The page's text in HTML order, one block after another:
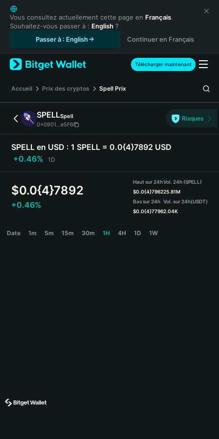
English
日本語
Tiếng Việt
Español (Latinoamérica)
Türkçe
Français
Deutsch
简体中文
繁體中文
Português (Portugal)
Bahasa Indonesia
ภาษาไทย
हिन्दी
Español
Português (Brasil)
Vous consultez actuellement cette page en Français.
Souhaitez-vous passer à : English ?
Passer à : English
Continuer en Français
Télécharger maintenant
Accueil Prix des cryptos Spell Prix
SPELLSpell
0x0901...e5F6
Risques
SPELL en USD : 1 SPELL = 0.0{4}7892 USD
+0.46%
1D
$0.0{4}7892
+0.46%
Haut sur 24h
$0.0{4}7962
Bas sur 24h
$0.0{4}7796
Vol. 24h (SPELL)
25.81M
Vol. sur 24h(USDT)
2.04K
Date 1m 5m 15m 30m 1H 4H 1D 1W